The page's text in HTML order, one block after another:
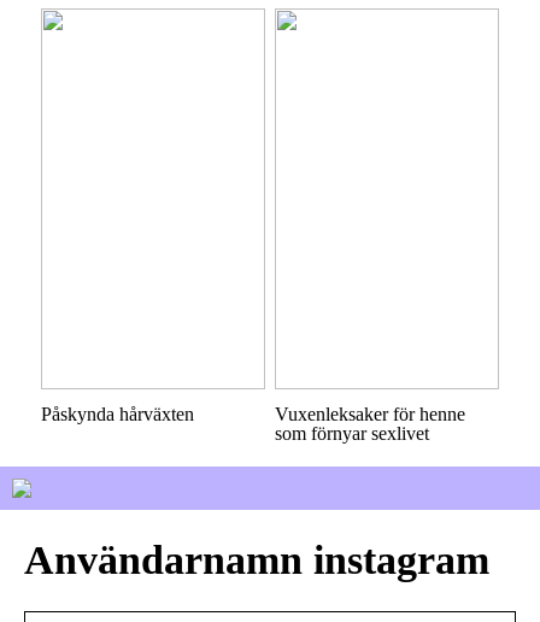
Påskynda hårväxten
Vuxenleksaker för henne
som förnyar sexlivet
Användarnamn instagram